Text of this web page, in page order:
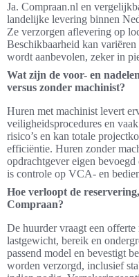
Ja. Compraan.nl en
landelijke levering binnen
Ze verzorgen aflevering op
Beschikbaarheid kan
wordt aanbevolen, zeker in
Wat zijn de voor- en
versus zonder machinist?
Huren met machinist levert
veiligheidsprocedures en
risico’s en kan totale
efficiëntie. Huren zonder
opdrachtgever eigen
is controle op VCA- en
Hoe verloopt de
Compraan?
De huurder vraagt een
lastgewicht, bereik en
passend model en bevestigt
worden verzorgd, inclusief